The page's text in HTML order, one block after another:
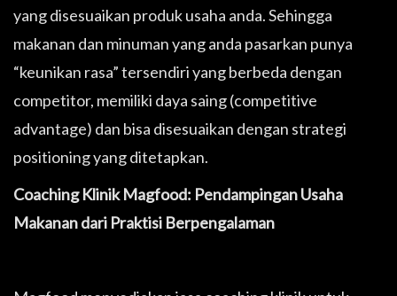
yang disesuaikan produk usaha anda. Sehingga
makanan dan minuman yang anda pasarkan punya
“keunikan rasa” tersendiri yang berbeda dengan
competitor, memiliki daya saing (competitive
advantage) dan bisa disesuaikan dengan strategi
positioning yang ditetapkan.
Coaching Klinik Magfood: Pendampingan Usaha
Makanan dari Praktisi Berpengalaman